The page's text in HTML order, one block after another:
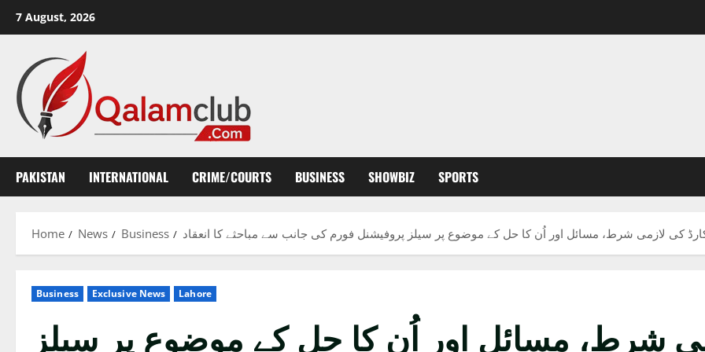
7 August, 2026
PAKISTAN INTERNATIONAL CRIME/COURTS BUSINESS SHOWBIZ SPORTS
Home News Business کی لازمی شرط، مسائل اور اُن کا حل کے موضوع پر سیلز پروفیشنل فورم کی جانب سے مباحثے کا انعقاد
Business Exclusive News Lahore
شرط، مسائل اور اُن کا حل کے موضوع پر سیلز